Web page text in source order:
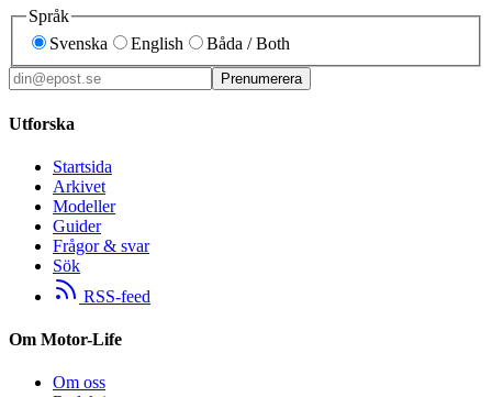
Språk
Svenska
English Båda / Both
Prenumerera
Utforska
Startsida
Arkivet
Modeller
Guider
Frågor & svar
Sök
RSS-feed
Om Motor-Life
Om oss